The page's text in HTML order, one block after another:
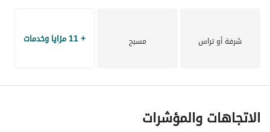
شرفة أو تراس مسبح + 11 مزايا وخدمات
الاتجاهات والمؤشرات